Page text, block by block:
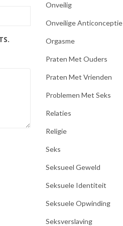
Onveilig
Onveilige Anticonceptie
Orgasme
Praten Met Ouders
Praten Met Vrienden
Problemen Met Seks
Relaties
Religie
Seks
Seksueel Geweld
Seksuele Identiteit
Seksuele Opwinding
Seksverslaving